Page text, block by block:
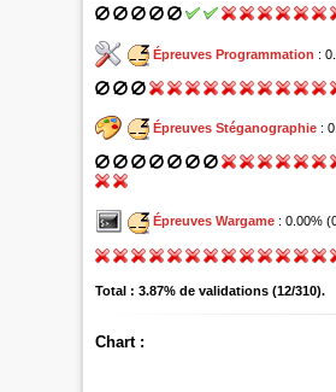
Épreuves Programmation :
Épreuves Stéganographie :
Épreuves Wargame : 0.00%
Total : 3.87% de validations (12/310).
Chart :